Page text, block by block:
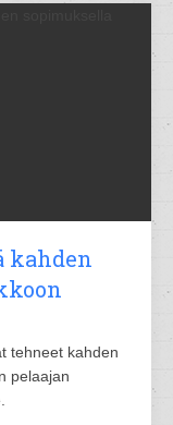
kahden
tehneet kahden
pelaajan